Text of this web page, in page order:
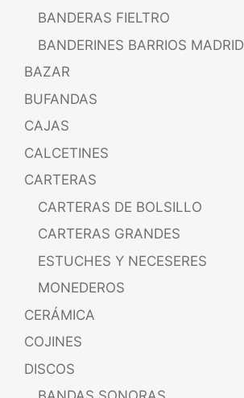
BANDERAS FIELTRO
BANDERINES BARRIOS MADRID
BAZAR
BUFANDAS
CAJAS
CALCETINES
CARTERAS
CARTERAS DE BOLSILLO
CARTERAS GRANDES
ESTUCHES Y NECESERES
MONEDEROS
CERÁMICA
COJINES
DISCOS